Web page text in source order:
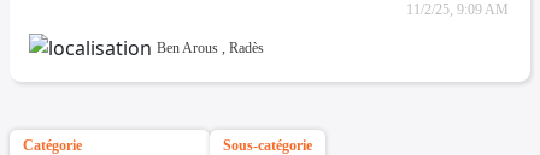
11/2/25, 9:09 AM
Ben Arous , Radès
Catégorie Sous-catégorie